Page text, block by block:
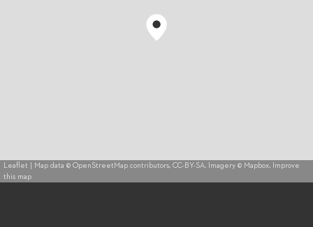
Leaflet | Map data © OpenStreetMap contributors, CC-BY-SA, Imagery © Mapbox,
Improve
this map